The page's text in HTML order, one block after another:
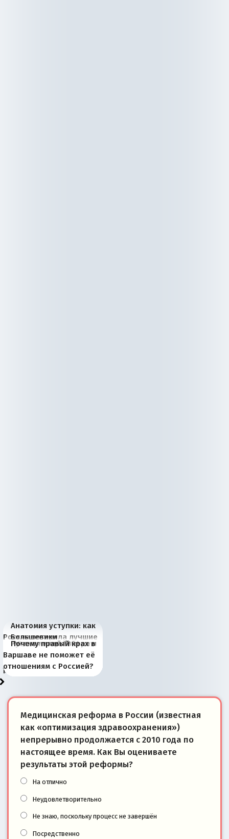
Анатомия уступки: как
Россия потеряла лучшие
рыбопромысловые
районы Баренцева
моря
Большевики
отличаются от «Яблока»
тем, что они -
победители
Киевская марионетка
Запада рассказала о
«переобувании» хозяев
В России назрели
перемены: 15 шагов к
суверенной экономике
Миграционный пожар
Европы
Россия начинает
сбрасывать балласт
Анкориджа
Россия зимой 1904
года: первые уступки во
внутренней политике
Русская нация вчера и
сегодня
Почему правый крах в
Варшаве не поможет её
отношениям с Россией?
Медицинская реформа в России (известная
как «оптимизация здравоохранения»)
непрерывно продолжается с 2010 года по
настоящее время. Как Вы оцениваете
результаты этой реформы?
На отлично
Неудовлетворительно
Не знаю, поскольку процесс не завершён
Посредственно